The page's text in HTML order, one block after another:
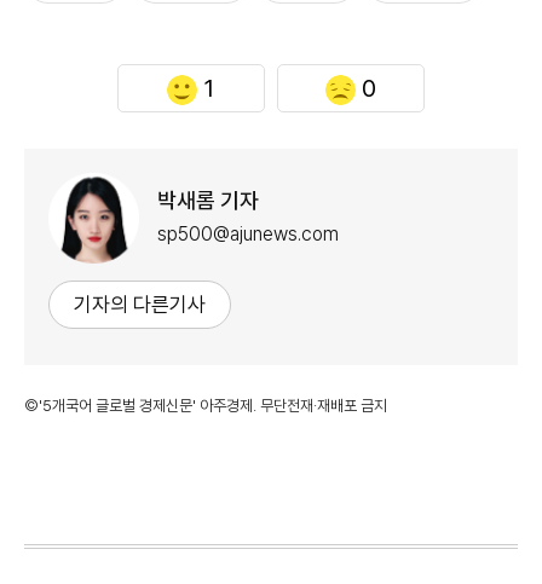
1 0
박새롬 기자
sp500@ajunews.com
기자의 다른기사
©'5개국어 글로벌 경제신문' 아주경제. 무단전재·재배포 금지